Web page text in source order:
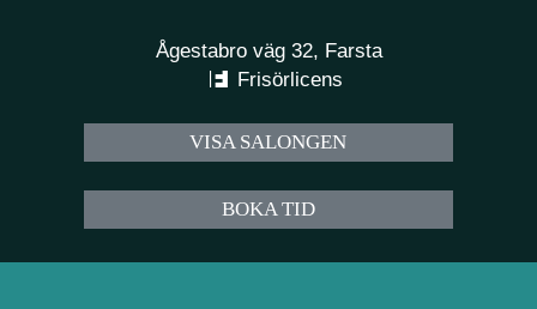
Ågestabro väg 32, Farsta
Frisörlicens
VISA SALONGEN
BOKA TID